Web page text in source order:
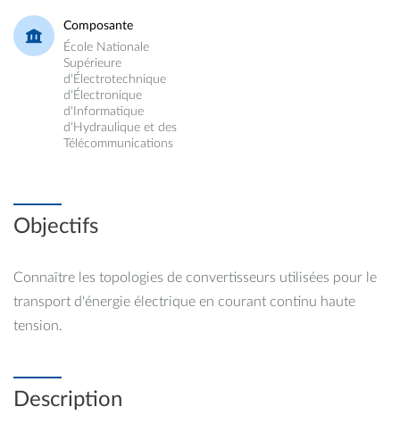
Composante
École Nationale
Supérieure
d'Électrotechnique
d'Électronique
d'Informatique
d'Hydraulique et des
Télécommunications
Objectifs
Connaître les topologies de convertisseurs utilisées pour le
transport d'énergie électrique en courant continu haute
tension.
Description